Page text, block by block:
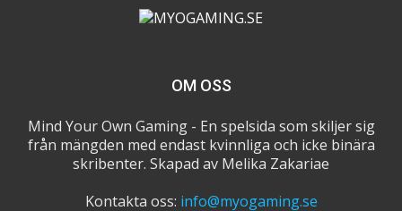
OM OSS
Mind Your Own Gaming - En spelsida som skiljer sig
från mängden med endast kvinnliga och icke binära
skribenter. Skapad av Melika Zakariae
Kontakta oss: info@myogaming.se